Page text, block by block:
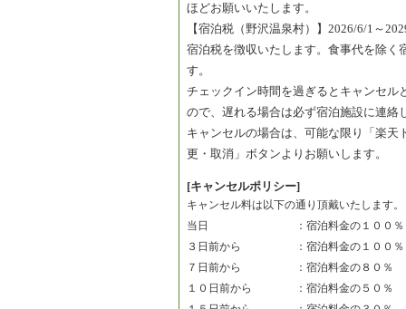
ほどお願いいたします。
【宿泊税（野沢温泉村）】2026/6/1～
宿泊税を徴収いたします。食事代を除く
す。
チェックイン時間を過ぎるとキャンセル
ので、遅れる場合は必ず宿泊施設に連絡
キャンセルの場合は、可能な限り「楽天
更・取消」ボタンよりお願いします。
[キャンセルポリシー]
キャンセル料は以下の通り頂戴いたします。
当日　　　　　　　　：宿泊料金の１００％
３日前から　　　　　：宿泊料金の１００％
７日前から　　　　　：宿泊料金の８０％
１０日前から　　　　：宿泊料金の５０％